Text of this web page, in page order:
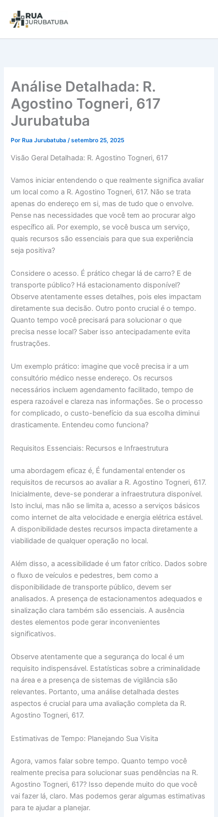
Análise Detalhada: R.
Agostino Togneri, 617
Jurubatuba
Por Rua Jurubatuba/setembro 25, 2025
Visão Geral Detalhada: R. Agostino Togneri, 617
Vamos iniciar entendendo o que realmente significa avaliar
um local como a R. Agostino Togneri, 617. Não se trata
apenas do endereço em si, mas de tudo que o envolve.
Pense nas necessidades que você tem ao procurar algo
específico ali. Por exemplo, se você busca um serviço,
quais recursos são essenciais para que sua experiência
seja positiva?
Considere o acesso. É prático chegar lá de carro? E de
transporte público? Há estacionamento disponível?
Observe atentamente esses detalhes, pois eles impactam
diretamente sua decisão. Outro ponto crucial é o tempo.
Quanto tempo você precisará para solucionar o que
precisa nesse local? Saber isso antecipadamente evita
frustrações.
Um exemplo prático: imagine que você precisa ir a um
consultório médico nesse endereço. Os recursos
necessários incluem agendamento facilitado, tempo de
espera razoável e clareza nas informações. Se o processo
for complicado, o custo-benefício da sua escolha diminui
drasticamente. Entendeu como funciona?
Requisitos Essenciais: Recursos e Infraestrutura
uma abordagem eficaz é, É fundamental entender os
requisitos de recursos ao avaliar a R. Agostino Togneri, 617.
Inicialmente, deve-se ponderar a infraestrutura disponível.
Isto inclui, mas não se limita a, acesso a serviços básicos
como internet de alta velocidade e energia elétrica estável.
A disponibilidade destes recursos impacta diretamente a
viabilidade de qualquer operação no local.
Além disso, a acessibilidade é um fator crítico. Dados sobre
o fluxo de veículos e pedestres, bem como a
disponibilidade de transporte público, devem ser
analisados. A presença de estacionamentos adequados e
sinalização clara também são essenciais. A ausência
destes elementos pode gerar inconvenientes
significativos.
Observe atentamente que a segurança do local é um
requisito indispensável. Estatísticas sobre a criminalidade
na área e a presença de sistemas de vigilância são
relevantes. Portanto, uma análise detalhada destes
aspectos é crucial para uma avaliação completa da R.
Agostino Togneri, 617.
Estimativas de Tempo: Planejando Sua Visita
Agora, vamos falar sobre tempo. Quanto tempo você
realmente precisa para solucionar suas pendências na R.
Agostino Togneri, 617? Isso depende muito do que você
vai fazer lá, claro. Mas podemos gerar algumas estimativas
para te ajudar a planejar.